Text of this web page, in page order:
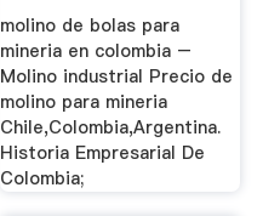
molino de bolas para
mineria en colombia –
Molino industrial Precio de
molino para mineria
Chile,Colombia,Argentina.
Historia Empresarial De
Colombia;